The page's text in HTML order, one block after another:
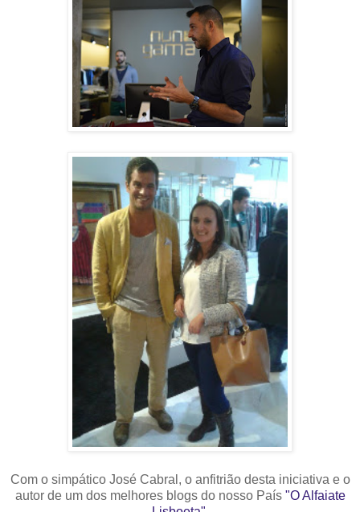
Com o simpático José Cabral, o anfitrião desta iniciativa e o
autor de um dos melhores blogs do nosso País "O Alfaiate